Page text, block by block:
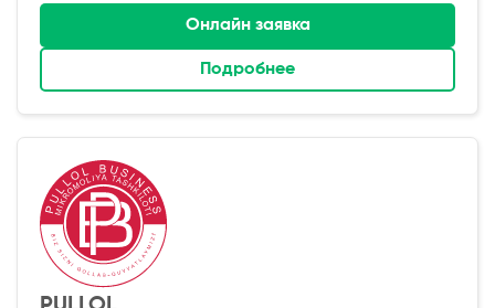
Онлайн заявка
Подробнее